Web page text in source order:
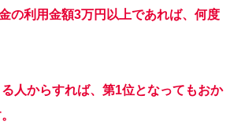
の利用金額3万円以上であれば、何度
人からすれば、第1位となってもおか